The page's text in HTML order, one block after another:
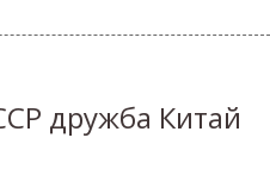
дружба Китай